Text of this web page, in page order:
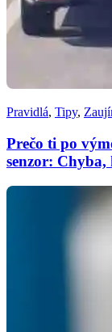
Pravidlá, Tipy,
Prečo ti po
senzor: Chyba,